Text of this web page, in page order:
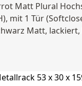
Matt Plural
mit 1 Tür
Matt,